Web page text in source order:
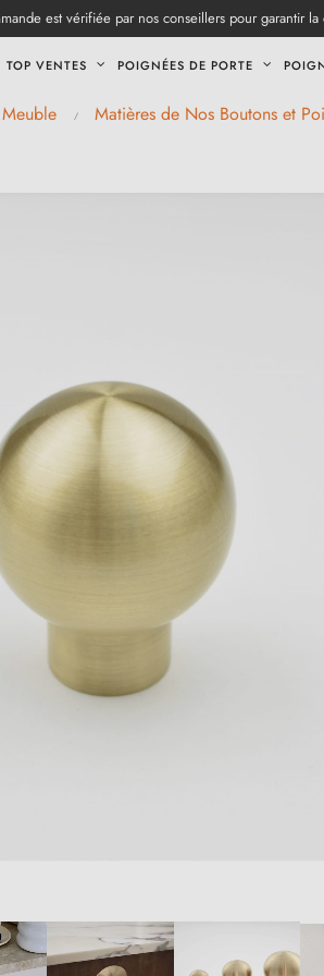
est vérifiée par nos conseillers pour garantir
TOP VENTES POIGNÉES DE PORTE
Matières de Nos Boutons et